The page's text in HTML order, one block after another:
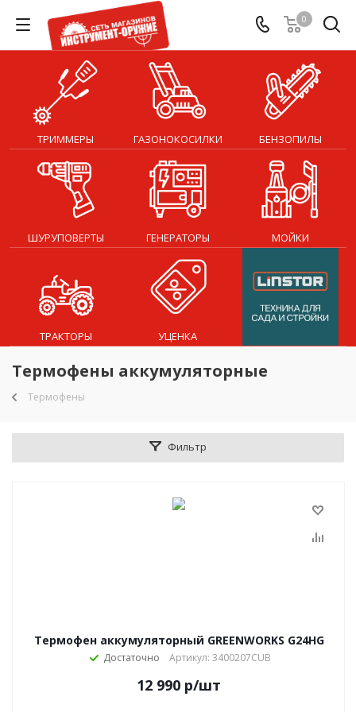
0
ТРИММЕРЫ ГАЗОНОКОСИЛКИ БЕНЗОПИЛЫ
ШУРУПОВЕРТЫ ГЕНЕРАТОРЫ МОЙКИ
ТРАКТОРЫ УЦЕНКА
Термофены аккумуляторные
Термофены
Фильтр
Термофен аккумуляторный GREENWORKS G24HG
Достаточно Артикул: 3400207CUB
12 990 р/шт